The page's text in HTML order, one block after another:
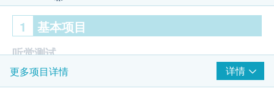
1 基本项目
听觉测试
听力问卷调查
更多项目详情 详情